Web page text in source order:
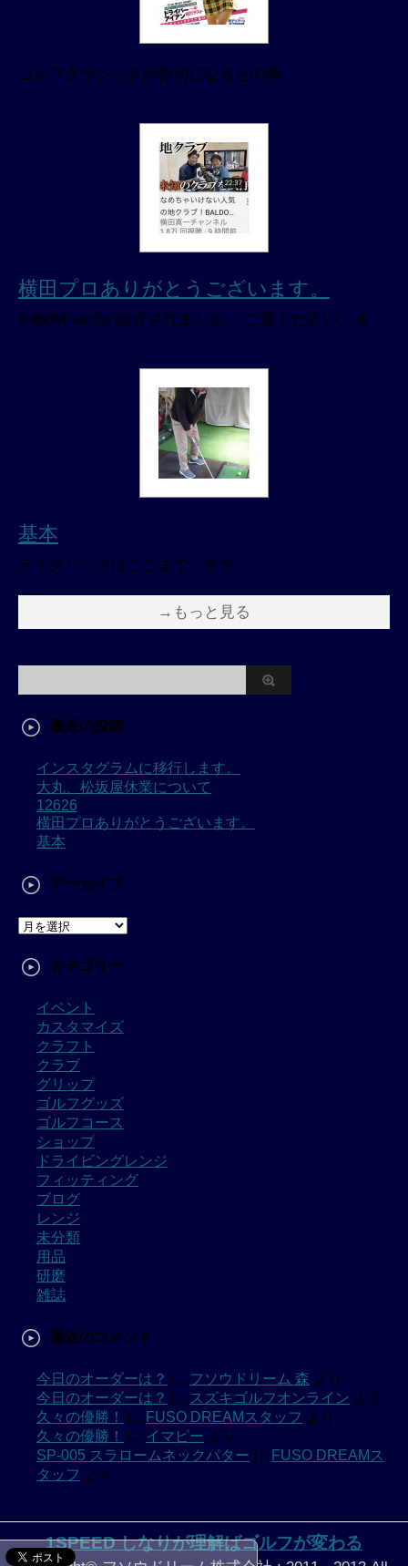
ゴルフクラシックが休刊になるとの事。
横田プロありがとうございます。
D460M ver2が紹介されました。 ご覧ください。 &
基本
テイクバックはここまで ダウ
→もっと見る
最近の投稿
インスタグラムに移行します。
大丸、松坂屋休業について
12626
横田プロありがとうございます。
基本
アーカイブ
カテゴリー
イベント
カスタマイズ
クラフト
クラブ
グリップ
ゴルフグッズ
ゴルフコース
ショップ
ドライビングレンジ
フィッティング
ブログ
レンジ
未分類
用品
研磨
雑誌
最近のコメント
今日のオーダーは？ に フソウドリーム 森 より
今日のオーダーは？ に スズキゴルフオンライン より
久々の優勝！
に FUSO DREAMスタッフ より
久々の優勝！
に イマピー より
SP-005 スラロームネックパター に FUSO DREAMス
タッフ より
1SPEED しなりが理解ばゴルフが変わる